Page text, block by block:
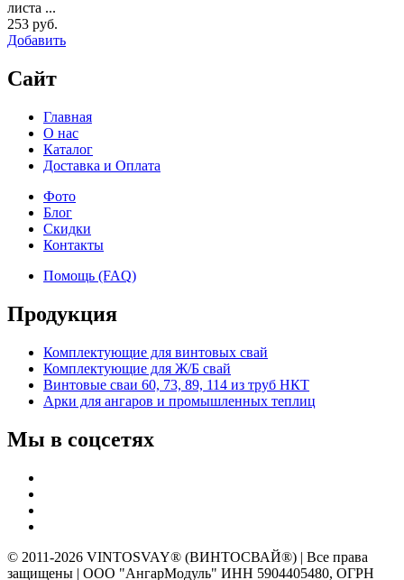
листа ...
253 руб.
Добавить
Сайт
Главная
О нас
Каталог
Доставка и Оплата
Фото
Блог
Скидки
Контакты
Помощь (FAQ)
Продукция
Комплектующие для винтовых свай
Комплектующие для Ж/Б свай
Винтовые сваи 60, 73, 89, 114 из труб НКТ
Арки для ангаров и промышленных теплиц
Мы в соцсетях
© 2011-2026 VINTOSVAY® (ВИНТОСВАЙ®) | Все права
защищены | ООО "АнгарМодуль" ИНН 5904405480, ОГРН